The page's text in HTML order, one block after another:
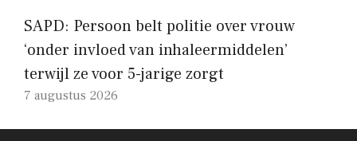
SAPD: Persoon belt politie over vrouw
‘onder invloed van inhaleermiddelen’
terwijl ze voor 5-jarige zorgt
7 augustus 2026